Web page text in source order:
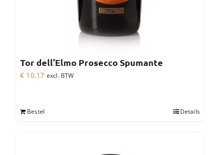
Tor dell’Elmo Prosecco Spumante
€ 10,17 excl. BTW
Bestel Details